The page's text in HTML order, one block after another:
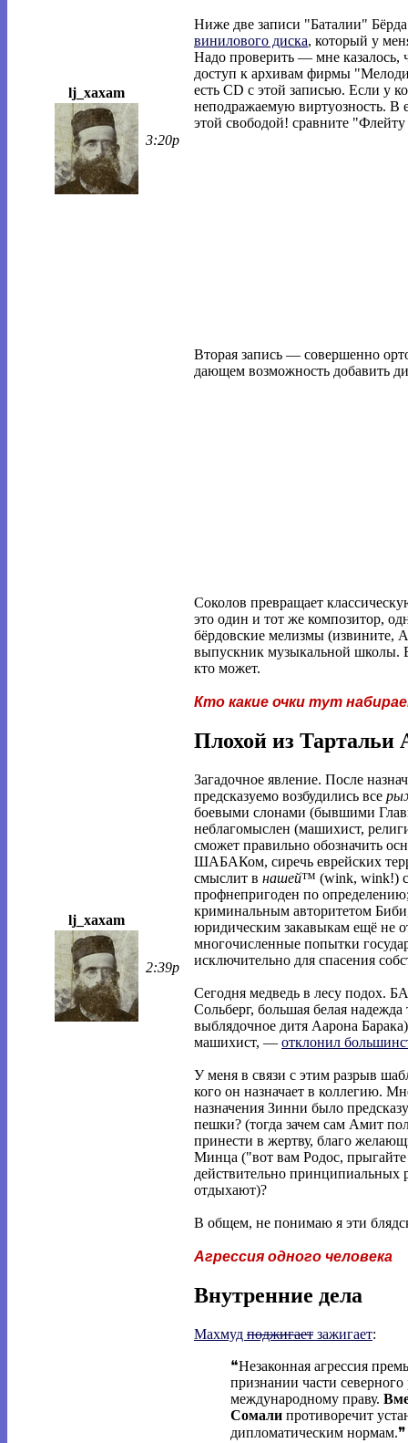
lj_xaxam
3:20p
Ниже две записи "Баталии"
винилового диска, который у
Надо проверить — мне казалось,
доступ к архивам фирмы
есть CD с этой записью. Если у
неподражаемую виртуозность. В
этой свободой! сравните
Вторая запись — совершенно
дающем возможность добавить
Соколов превращает
это один и тот же композитор,
бёрдовские мелизмы (извините,
выпускник музыкальной школы.
кто может.
lj_xaxam
2:39p
Кто какие очки тут
Плохой из Тартальи
Загадочное явление. После
предсказуемо возбудились все
боевыми слонами (бывшими
неблагомыслен (машихист,
сможет правильно обозначить
ШАБАКом, сиречь еврейских
смыслит в нашей™ (wink, wink!)
профнепригоден по
криминальным авторитетом
юридическим закавыкам ещё не
многочисленные попытки
исключительно для спасения
Сегодня медведь в лесу подох.
Сольберг, большая белая
выблядочное дитя Аарона
машихист, — отклонил
У меня в связи с этим разрыв
кого он назначает в коллегию.
назначения Зинни было
пешки? (тогда зачем сам Амит
принести в жертву, благо
Минца ("вот вам Родос, прыгайте
действительно принципиальных
отдыхают)?
В общем, не понимаю я эти
Агрессия одного человека
Внутренние дела
Махмуд поджигает зажигает:
❝Незаконная агрессия
признании части
международному праву.
Сомали противоречит
дипломатическим нормам.❞